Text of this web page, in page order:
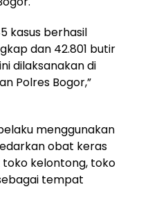
kasus berhasil
dan 42.801 butir
dilaksanakan di
Polres Bogor,”
menggunakan
obat keras
kelontong, toko
tempat